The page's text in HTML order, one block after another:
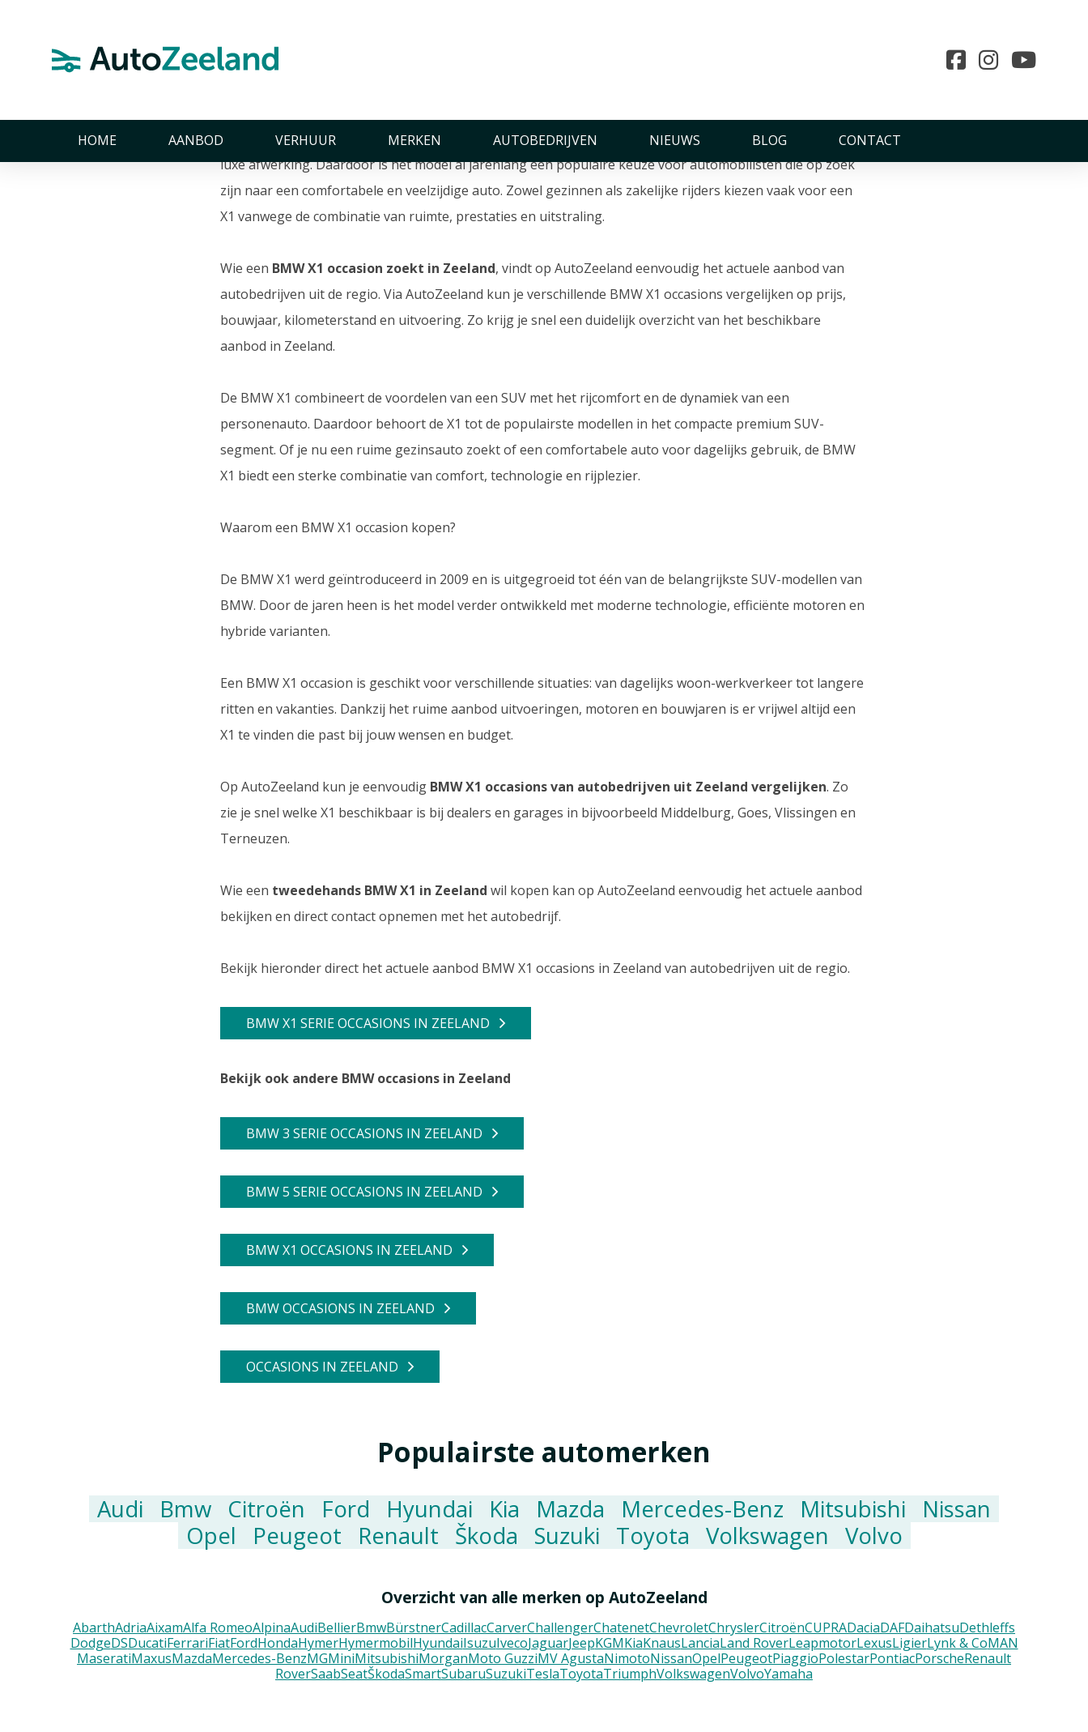
HOME AANBOD VERHUUR MERKEN AUTOBEDRIJVEN NIEUWS BLOG CONTACT
BMW X1 occasions in Zeeland
De BMW X1 is een compacte premium SUV die bekend staat om zijn sportieve rijgedrag, hoge zitpositie en
luxe afwerking. Daardoor is het model al jarenlang een populaire keuze voor automobilisten die op zoek
zijn naar een comfortabele en veelzijdige auto. Zowel gezinnen als zakelijke rijders kiezen vaak voor een
X1 vanwege de combinatie van ruimte, prestaties en uitstraling.
Wie een BMW X1 occasion zoekt in Zeeland, vindt op AutoZeeland eenvoudig het actuele aanbod van
autobedrijven uit de regio. Via AutoZeeland kun je verschillende BMW X1 occasions vergelijken op prijs,
bouwjaar, kilometerstand en uitvoering. Zo krijg je snel een duidelijk overzicht van het beschikbare
aanbod in Zeeland.
De BMW X1 combineert de voordelen van een SUV met het rijcomfort en de dynamiek van een
personenauto. Daardoor behoort de X1 tot de populairste modellen in het compacte premium SUV-
segment. Of je nu een ruime gezinsauto zoekt of een comfortabele auto voor dagelijks gebruik, de BMW
X1 biedt een sterke combinatie van comfort, technologie en rijplezier.
Waarom een BMW X1 occasion kopen?
De BMW X1 werd geïntroduceerd in 2009 en is uitgegroeid tot één van de belangrijkste SUV-modellen van
BMW. Door de jaren heen is het model verder ontwikkeld met moderne technologie, efficiënte motoren en
hybride varianten.
Een BMW X1 occasion is geschikt voor verschillende situaties: van dagelijks woon-werkverkeer tot langere
ritten en vakanties. Dankzij het ruime aanbod uitvoeringen, motoren en bouwjaren is er vrijwel altijd een
X1 te vinden die past bij jouw wensen en budget.
Op AutoZeeland kun je eenvoudig BMW X1 occasions van autobedrijven uit Zeeland vergelijken. Zo
zie je snel welke X1 beschikbaar is bij dealers en garages in bijvoorbeeld Middelburg, Goes, Vlissingen en
Terneuzen.
Wie een tweedehands BMW X1 in Zeeland wil kopen kan op AutoZeeland eenvoudig het actuele aanbod
bekijken en direct contact opnemen met het autobedrijf.
Bekijk hieronder direct het actuele aanbod BMW X1 occasions in Zeeland van autobedrijven uit de regio.
BMW X1 SERIE OCCASIONS IN ZEELAND
Bekijk ook andere BMW occasions in Zeeland
BMW 3 SERIE OCCASIONS IN ZEELAND
BMW 5 SERIE OCCASIONS IN ZEELAND
BMW X1 OCCASIONS IN ZEELAND
BMW OCCASIONS IN ZEELAND
OCCASIONS IN ZEELAND
Populairste automerken
Audi Bmw Citroën Ford Hyundai Kia Mazda Mercedes-Benz Mitsubishi
Nissan
Opel
Peugeot Renault Škoda Suzuki Toyota Volkswagen Volvo
Overzicht van alle merken op AutoZeeland
AbarthAdriaAixamAlfa RomeoAlpinaAudiBellierBmwBürstnerCadillacCarverChallengerChatenetChevroletChryslerCitroënCUPRADaciaDAFDaihatsuDethleffs
DodgeDSDucatiFerrariFiatFordHondaHymerHymermobilHyundaiIsuzuIvecoJaguarJeepKGMKiaKnausLanciaLand RoverLeapmotorLexusLigierLynk & CoMAN
MaseratiMaxusMazdaMercedes-BenzMGMiniMitsubishiMorganMoto GuzziMV AgustaNimotoNissanOpelPeugeotPiaggioPolestarPontiacPorscheRenault
RoverSaabSeatŠkodaSmartSubaruSuzukiTeslaToyotaTriumphVolkswagenVolvoYamaha